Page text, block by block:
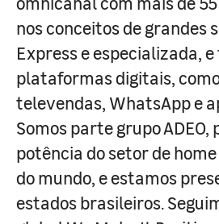
nos conceitos de grandes
Express e especializada,
plataformas digitais,
televendas, WhatsApp e
Somos parte grupo
potência do setor de
do mundo, e estamos
estados brasileiros.